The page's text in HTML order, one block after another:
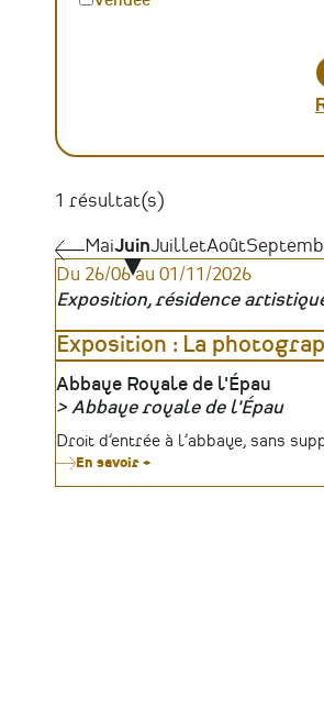
1 résultat(s)
Pagination
MaiMaiJuinJuilletAoût
Du 26/06 au 01/11/2026
Exposition, résidence
Exposition : La
Lieu
Abbaye Royale de l'Épau
Organisateur
Abbaye royale de l'Épau
Tarifs
Droit d’entrée à l’abbaye, sans
En savoir +